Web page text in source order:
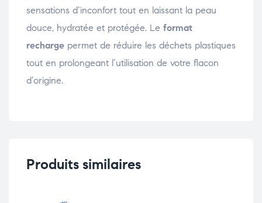
sensations d’inconfort tout en laissant la peau
douce, hydratée et protégée. Le format
recharge permet de réduire les déchets plastiques
tout en prolongeant l’utilisation de votre flacon
d’origine.
Produits similaires